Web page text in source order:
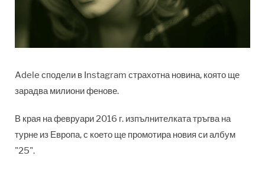
Adele сподели в Instagram страхотна новина, която ще
зарадва милиони фенове.
В края на февруари 2016 г. изпълнителката тръгва на
турне из Европа, с което ще промотира новия си албум
"25".